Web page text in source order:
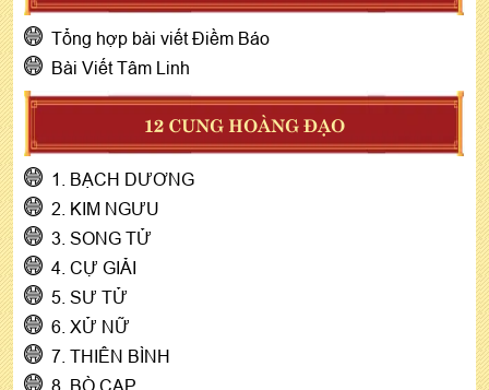
Tổng hợp bài viết Điềm Báo
Bài Viết Tâm Linh
12 CUNG HOÀNG ĐẠO
1. BẠCH DƯƠNG
2. KIM NGƯU
3. SONG TỬ
4. CỰ GIẢI
5. SƯ TỬ
6. XỬ NỮ
7. THIÊN BÌNH
8. BÒ CẠP